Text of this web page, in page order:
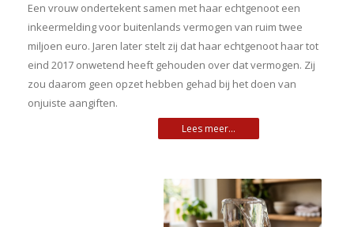
Een vrouw ondertekent samen met haar echtgenoot een
inkeermelding voor buitenlands vermogen van ruim twee
miljoen euro. Jaren later stelt zij dat haar echtgenoot haar tot
eind 2017 onwetend heeft gehouden over dat vermogen. Zij
zou daarom geen opzet hebben gehad bij het doen van
onjuiste aangiften.